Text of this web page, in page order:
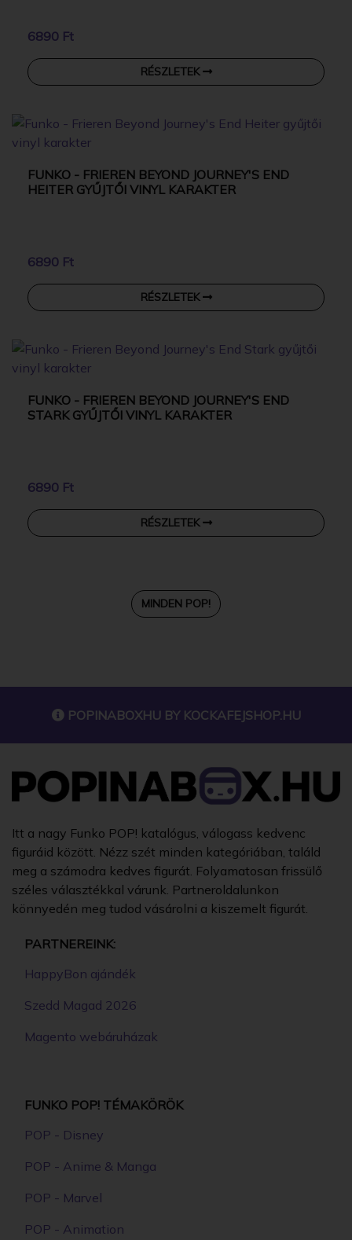
6890 Ft
RÉSZLETEK
FUNKO - FRIEREN BEYOND JOURNEY'S END
HEITER GYŰJTŐI VINYL KARAKTER
6890 Ft
RÉSZLETEK
FUNKO - FRIEREN BEYOND JOURNEY'S END
STARK GYŰJTŐI VINYL KARAKTER
6890 Ft
RÉSZLETEK
MINDEN POP!
POPINABOXHU BY KOCKAFEJSHOP.HU
Itt a nagy Funko POP! katalógus, válogass kedvenc
figuráid között. Nézz szét minden kategóriában, találd
meg a számodra kedves figurát. Folyamatosan frissülő
széles választékkal várunk. Partneroldalunkon
könnyedén meg tudod vásárolni a kiszemelt figurát.
PARTNEREINK:
HappyBon ajándék
Szedd Magad 2026
Magento webáruházak
FUNKO POP! TÉMAKÖRÖK
POP - Disney
POP - Anime & Manga
POP - Marvel
POP - Animation